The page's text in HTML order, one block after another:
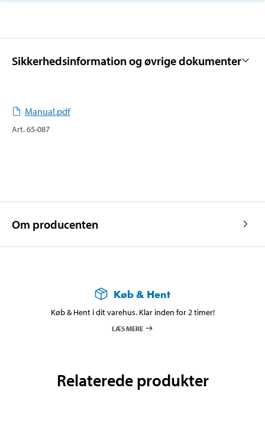
Sikkerhedsinformation og øvrige dokumenter
Manual.pdf
Art.65-087
Om producenten
Køb & Hent
Køb & Hent i dit varehus. Klar inden for 2 timer!
LÆS MERE
Relaterede produkter